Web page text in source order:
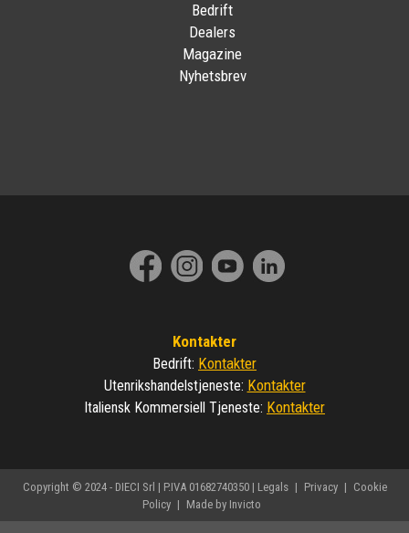
Bedrift
Dealers
Magazine
Nyhetsbrev
Kontakter
Bedrift: Kontakter
Utenrikshandelstjeneste: Kontakter
Italiensk Kommersiell Tjeneste: Kontakter
Copyright © 2024 - DIECI Srl | P.IVA 01682740350 | Legals | Privacy | Cookie
Policy | Made by Invicto